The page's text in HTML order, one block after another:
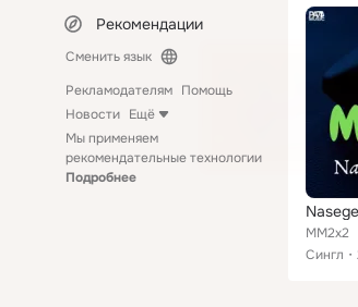
Рекомендации
Сменить язык
Рекламодателям Помощь
Новости Ещё
Мы применяем
рекомендательные технологии
Подробнее
MM2x2
Сингл